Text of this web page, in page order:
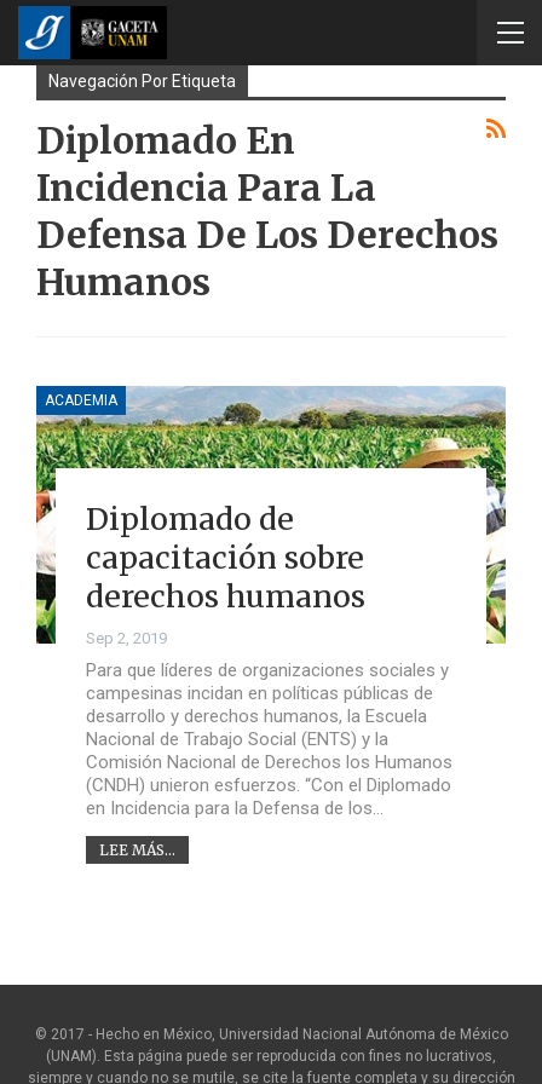
Navegación Por Etiqueta
Diplomado En
Incidencia Para La
Defensa De Los Derechos
Humanos
ACADEMIA
Diplomado de
capacitación sobre
derechos humanos
Sep 2, 2019
Para que líderes de organizaciones sociales y
campesinas incidan en políticas públicas de
desarrollo y derechos humanos, la Escuela
Nacional de Trabajo Social (ENTS) y la
Comisión Nacional de Derechos los Humanos
(CNDH) unieron esfuerzos. “Con el Diplomado
en Incidencia para la Defensa de los…
LEE MÁS...
© 2017 - Hecho en México, Universidad Nacional Autónoma de México
(UNAM). Esta página puede ser reproducida con fines no lucrativos,
siempre y cuando no se mutile, se cite la fuente completa y su dirección